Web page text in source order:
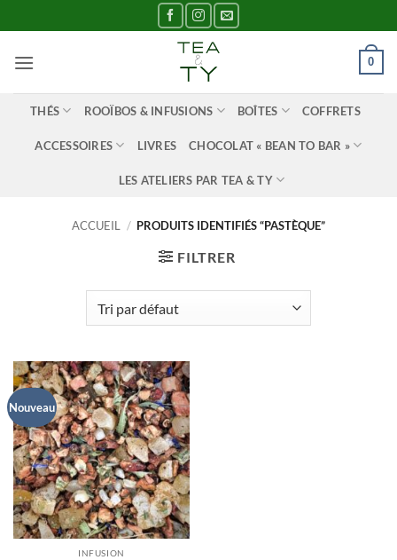
au
contenu
0
THÉS ROOÏBOS & INFUSIONS BOÎTES COFFRETS
ACCESSOIRES LIVRES CHOCOLAT « BEAN TO BAR »
LES ATELIERS PAR TEA & TY
ACCUEIL / PRODUITS IDENTIFIÉS “PASTÈQUE”
FILTRER
Nouveau
INFUSION